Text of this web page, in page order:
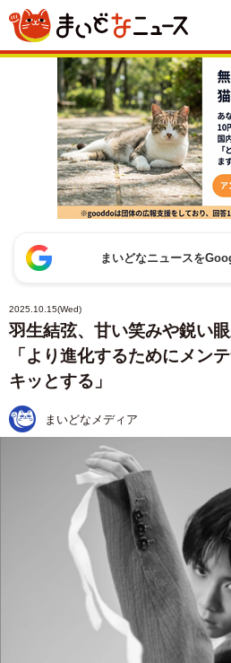
まいどなニュースを
2025.10.15(Wed)
羽生結弦、甘い笑みや鋭い
「より進化するためにメン
キッとする」
まいどなメディア